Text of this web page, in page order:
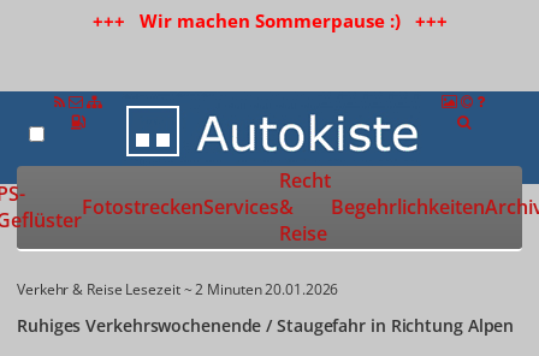
+++ Wir machen Sommerpause :) +++
Zur Startseite
FotostreckenServices
Recht
&
Reise
Begehrlichkeiten
Verkehr & Reise Lesezeit ~ 2 Minuten20.01.2026
Ruhiges Verkehrswochenende / Staugefahr in Richtung Alpen